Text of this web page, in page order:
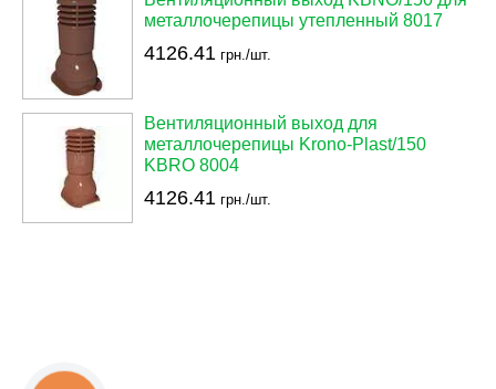
металлочерепицы утепленный 8017
4126.41 грн./шт.
Вентиляционный выход для
металлочерепицы Krono-Plast/150
KBRO 8004
4126.41 грн./шт.